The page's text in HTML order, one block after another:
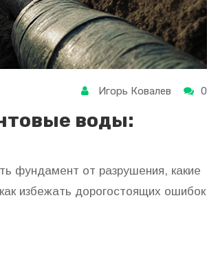
Игорь Ковалев 0
воды:
фундамент от разрушения, какие
избежать дорогостоящих ошибок